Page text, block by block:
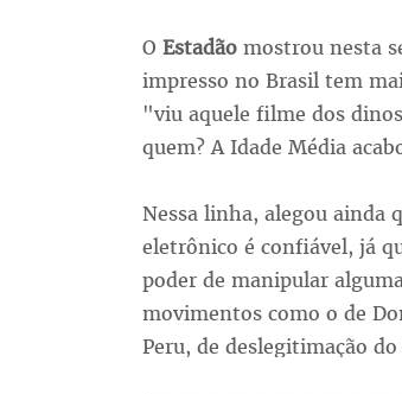
O Estadãomostrou nesta
impresso no Brasil tem
"viu aquele filme dos
quem? A Idade Média
Nessa linha, alegou ainda
eletrônico é confiável, já
poder de manipular
movimentos como o de
Peru, de deslegitimação